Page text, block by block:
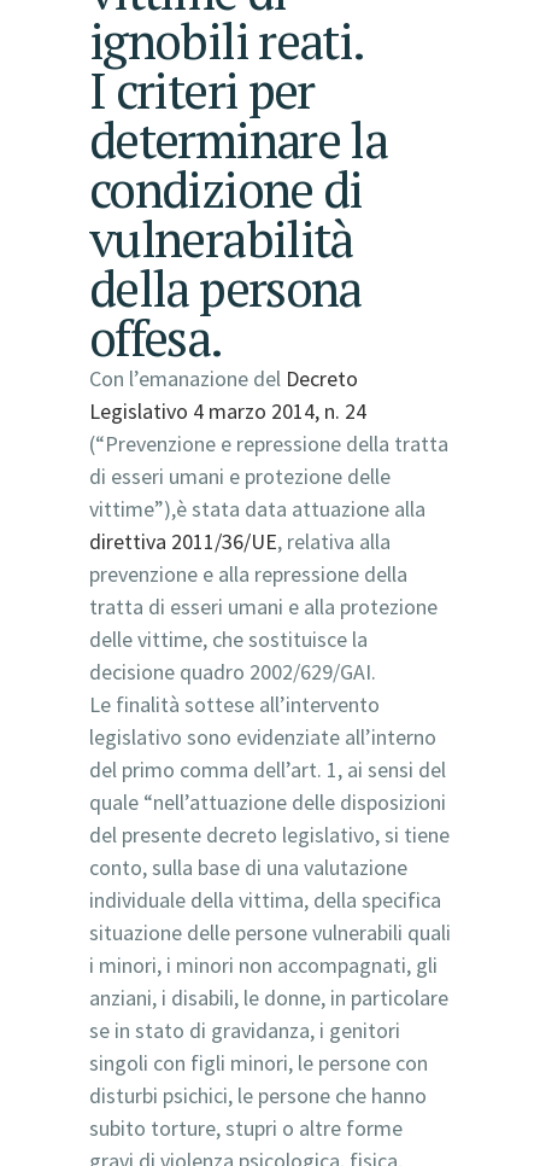
ignobili reati.
I criteri per
determinare la
condizione di
vulnerabilità
della persona
offesa.
Con l’emanazione del Decreto
Legislativo 4 marzo 2014, n. 24
(“Prevenzione e repressione della tratta
di esseri umani e protezione delle
vittime”),è stata data attuazione alla
direttiva 2011/36/UE, relativa alla
prevenzione e alla repressione della
tratta di esseri umani e alla protezione
delle vittime, che sostituisce la
decisione quadro 2002/629/GAI.
Le finalità sottese all’intervento
legislativo sono evidenziate all’interno
del primo comma dell’art. 1, ai sensi del
quale “nell’attuazione delle disposizioni
del presente decreto legislativo, si tiene
conto, sulla base di una valutazione
individuale della vittima, della specifica
situazione delle persone vulnerabili quali
i minori, i minori non accompagnati, gli
anziani, i disabili, le donne, in particolare
se in stato di gravidanza, i genitori
singoli con figli minori, le persone con
disturbi psichici, le persone che hanno
subito torture, stupri o altre forme
gravi di violenza psicologica, fisica,